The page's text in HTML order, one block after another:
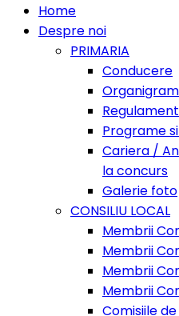
Home
Despre noi
PRIMARIA
Conducere
Programe
Cariera /
la concurs
Galerie foto
CONSILIU LOCAL
Membrii
Membrii
Membrii
Membrii
Comisiile